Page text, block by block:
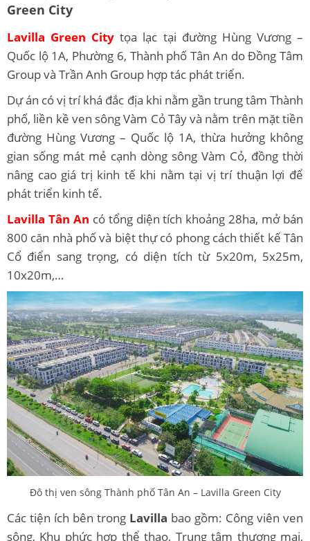
Green City
Lavilla Green City tọa lạc tại đường Hùng Vương –
Quốc lộ 1A, Phường 6, Thành phố Tân An do Đồng Tâm
Group và Trần Anh Group hợp tác phát triển.
Dự án có vị trí khá đắc địa khi nằm gần trung tâm Thành
phố, liền kề ven sông Vàm Cỏ Tây và nằm trên mặt tiền
đường Hùng Vương – Quốc lộ 1A, thừa hưởng không
gian sống mát mẻ cạnh dòng sông Vàm Cỏ, đồng thời
nâng cao giá trị kinh tế khi nằm tại vị trí thuận lợi để
phát triển kinh tế.
Lavilla Tân An có tổng diện tích khoảng 28ha, mở bán
800 căn nhà phố và biệt thự có phong cách thiết kế Tân
Cổ điển sang trọng, có diện tích từ 5x20m, 5x25m,
10x20m,…
Đô thị ven sông Thành phố Tân An – Lavilla Green City
Các tiện ích bên trong Lavilla bao gồm: Công viên ven
sông, Khu phức hợp thể thao, Trung tâm thương mại,